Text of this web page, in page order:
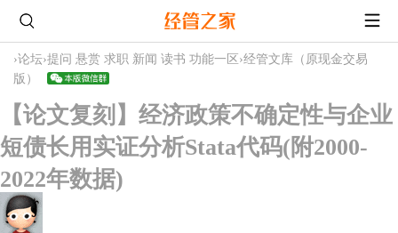
›论坛›提问 悬赏 求职 新闻 读书 功能一区 ›经管文库（原现金交易
版）
【论文复刻】经济政策不确定性与企业
短债长用实证分析Stata代码(附2000-
2022年数据)